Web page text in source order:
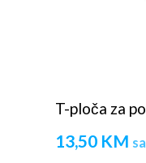
T-ploča za
13,50 KM